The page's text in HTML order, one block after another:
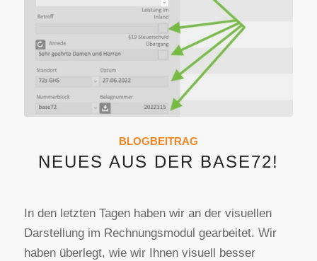
BLOGBEITRAG
NEUES AUS DER BASE72!
In den letzten Tagen haben wir an der visuellen
Darstellung im Rechnungsmodul gearbeitet. Wir
haben überlegt, wie wir Ihnen visuell besser